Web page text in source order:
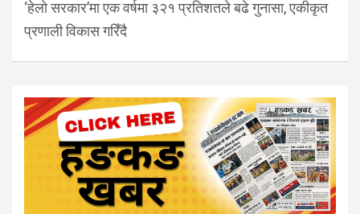
‘हेलो सरकार’मा एक वर्षमा ३२१ प्रतिशतले बढे गुनासा, एकीकृत
प्रणाली विकास गरिँदै